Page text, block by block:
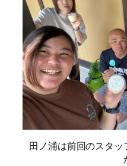
田ノ浦は前回のスタ